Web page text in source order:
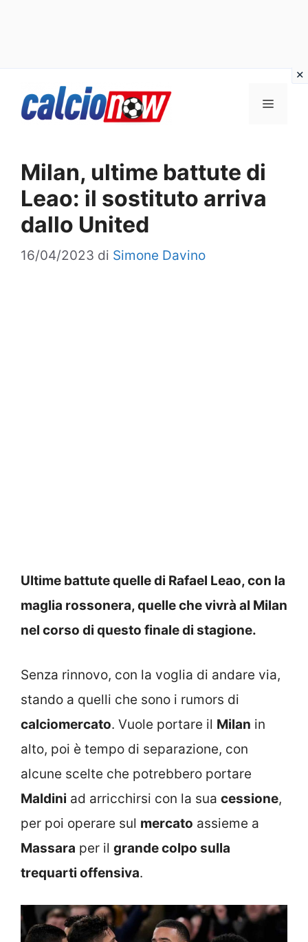
Menu
Milan, ultime battute di
Leao: il sostituto arriva
dallo United
16/04/2023 di Simone Davino
Ultime battute quelle di Rafael Leao, con la
maglia rossonera, quelle che vivrà al Milan
nel corso di questo finale di stagione.
Senza rinnovo, con la voglia di andare via,
stando a quelli che sono i rumors di
calciomercato. Vuole portare il Milan in
alto, poi è tempo di separazione, con
alcune scelte che potrebbero portare
Maldini ad arricchirsi con la sua cessione,
per poi operare sul mercato assieme a
Massara per il grande colpo sulla
trequarti offensiva.